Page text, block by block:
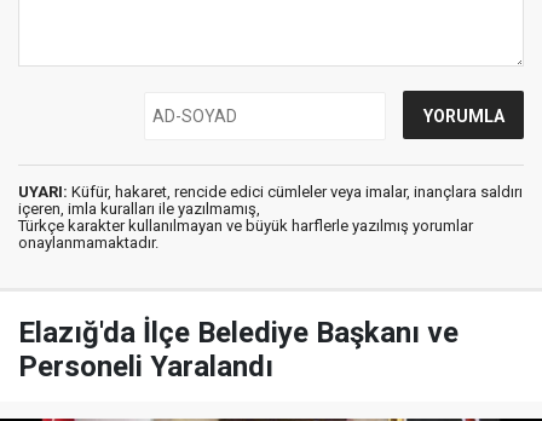
UYARI: Küfür, hakaret, rencide edici cümleler veya imalar, inançlara saldırı
içeren, imla kuralları ile yazılmamış,
Türkçe karakter kullanılmayan ve büyük harflerle yazılmış yorumlar
onaylanmamaktadır.
Elazığ'da İlçe Belediye Başkanı ve
Personeli Yaralandı